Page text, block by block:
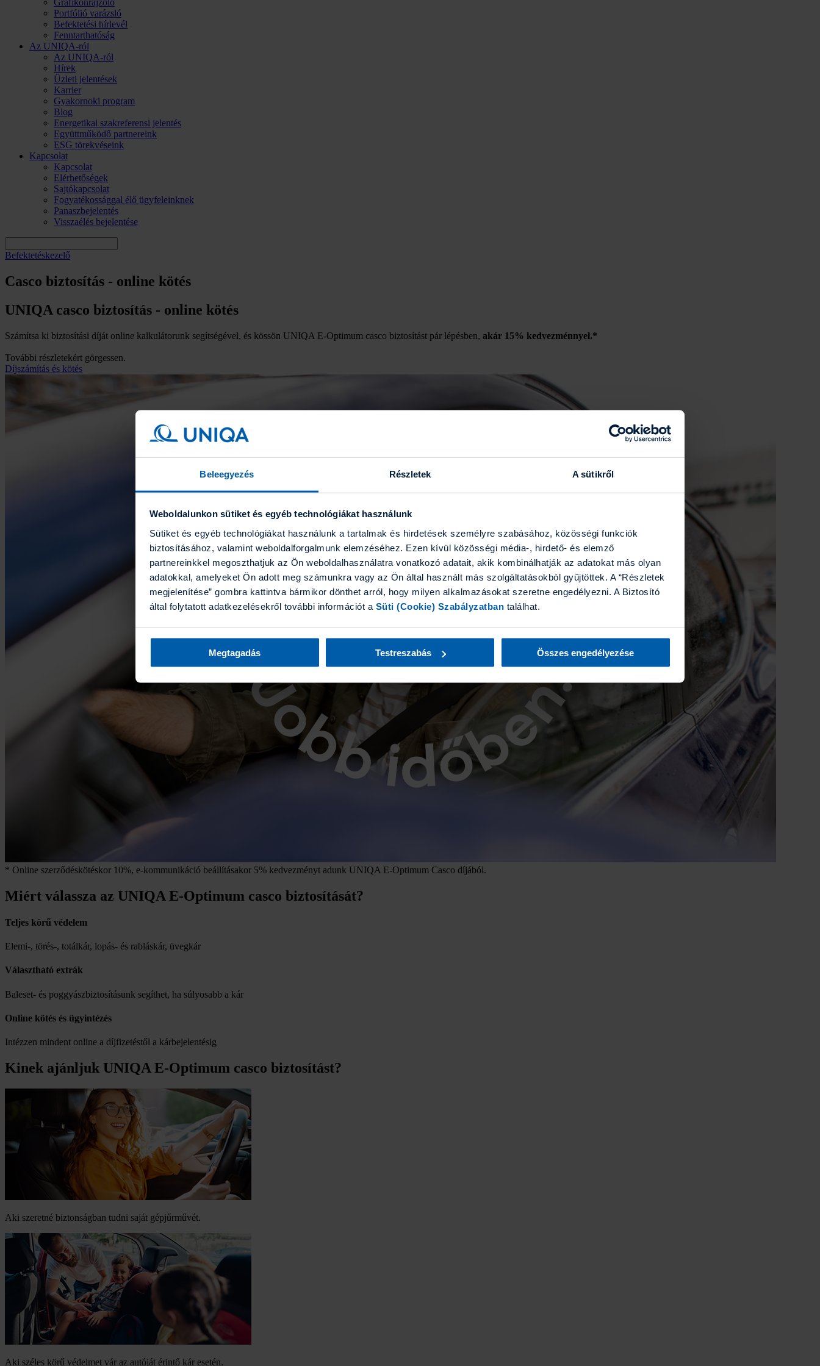
Beleegyezés Részletek A sütikről
Weboldalunkon sütiket és egyéb technológiákat használunk
Sütiket és egyéb technológiákat használunk a tartalmak és hirdetések személyre szabásához, közösségi funkciók
biztosításához, valamint weboldalforgalmunk elemzéséhez. Ezen kívül közösségi média-, hirdető- és elemző
partnereinkkel megoszthatjuk az Ön weboldalhasználatra vonatkozó adatait, akik kombinálhatják az adatokat más olyan
adatokkal, amelyeket Ön adott meg számunkra vagy az Ön által használt más szolgáltatásokból gyűjtöttek. A “Részletek
megjelenítése” gombra kattintva bármikor dönthet arról, hogy milyen alkalmazásokat szeretne engedélyezni. A Biztosító
által folytatott adatkezelésekről további információt a Süti (Cookie) Szabályzatban találhat.
Megtagadás Testreszabás Összes engedélyezése
Grafikonrajzoló
Portfólió varázsló
Befektetési hírlevél
Fenntarthatóság
Az UNIQA-ról
Az UNIQA-ról
Hírek
Üzleti jelentések
Karrier
Gyakornoki program
Blog
Energetikai szakreferensi jelentés
Együttműködő partnereink
ESG törekvéseink
Kapcsolat
Kapcsolat
Elérhetőségek
Sajtókapcsolat
Fogyatékossággal élő ügyfeleinknek
Panaszbejelentés
Visszaélés bejelentése
Befektetéskezelő
Casco biztosítás - online kötés
UNIQA casco biztosítás - online kötés
Számítsa ki biztosítási díját online kalkulátorunk segítségével, és kössön UNIQA E-Optimum casco biztosítást pár lépésben, akár 15% kedvezménnyel.*
További részletekért görgessen.
Díjszámítás és kötés
* Online szerződéskötéskor 10%, e-kommunikáció beállításakor 5% kedvezményt adunk UNIQA E-Optimum Casco díjából.
Miért válassza az UNIQA E-Optimum casco biztosítását?
Teljes körű védelem
Elemi-, törés-, totálkár, lopás- és rabláskár, üvegkár
Választható extrák
Baleset- és poggyászbiztosításunk segíthet, ha súlyosabb a kár
Online kötés és ügyintézés
Intézzen mindent online a díjfizetéstől a kárbejelentésig
Kinek ajánljuk UNIQA E-Optimum casco biztosítást?
Aki szeretné biztonságban tudni saját gépjűrművét.
Aki széles körű védelmet vár az autóját érintő kár esetén.